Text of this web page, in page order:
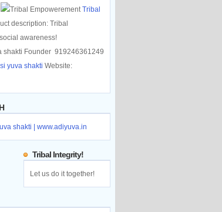
Tribal
description: Tribal
awareness!
shakti Founder 919246361249
yuva shakti Website:
Tribal Integrity!
Let us do it together!